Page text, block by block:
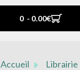
0 - 0.00‎€
Accueil
Librairie